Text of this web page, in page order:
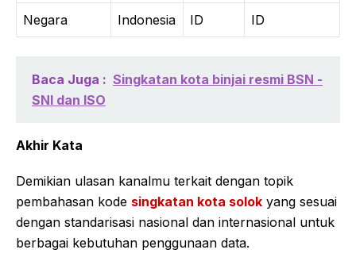
Negara Indonesia ID ID
Baca Juga : Singkatan kota binjai resmi BSN -
SNI dan ISO
Akhir Kata
Demikian ulasan kanalmu terkait dengan topik
pembahasan kode singkatan kota solok yang sesuai
dengan standarisasi nasional dan internasional untuk
berbagai kebutuhan penggunaan data.